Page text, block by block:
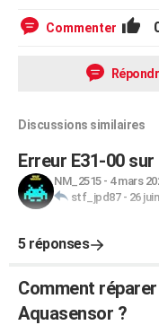
Commenter
Discussions similaires
Erreur E31-00
NM_2515- 4 mars
stf_jpd87- 26
5 réponses
Comment
Aquasensor ?